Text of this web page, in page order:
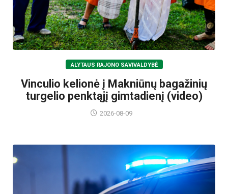
ALYTAUS RAJONO SAVIVALDYBĖ
Vinculio kelionė į Makniūnų bagažinių
turgelio penktąjį gimtadienį (video)
2026-08-09